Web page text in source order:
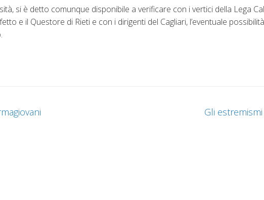
si è detto comunque disponibile a verificare con i vertici della Lega
e il Questore di Rieti e con i dirigenti del Cagliari, l’eventuale
Gli